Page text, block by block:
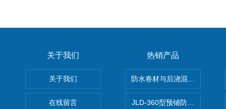
关于我们
关于我们
在线留言
热销产品
防水卷材与后浇混凝土剥离强
JLD-360型预铺防水卷材抗冲